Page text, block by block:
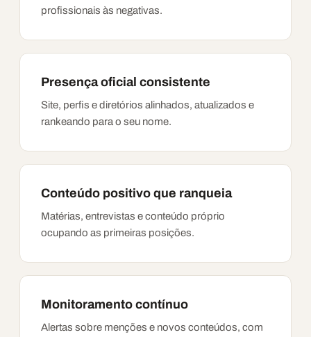
profissionais às negativas.
Presença oficial consistente
Site, perfis e diretórios alinhados, atualizados e
rankeando para o seu nome.
Conteúdo positivo que ranqueia
Matérias, entrevistas e conteúdo próprio
ocupando as primeiras posições.
Monitoramento contínuo
Alertas sobre menções e novos conteúdos, com